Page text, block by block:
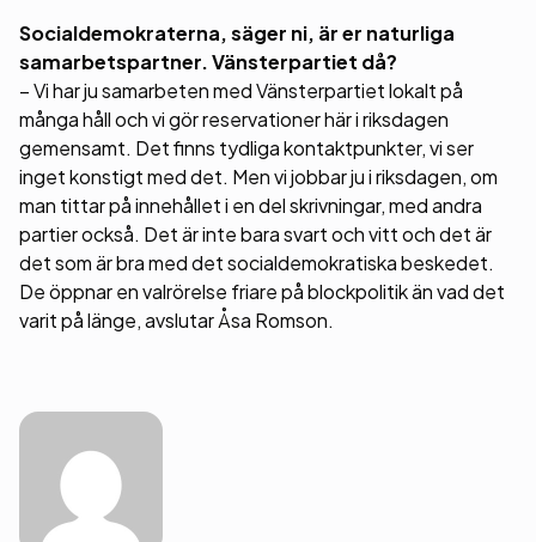
Socialdemokraterna, säger ni, är er naturliga
samarbetspartner. Vänsterpartiet då?
– Vi har ju samarbeten med Vänsterpartiet lokalt på
många håll och vi gör reservationer här i riksdagen
gemensamt. Det finns tydliga kontaktpunkter, vi ser
inget konstigt med det. Men vi jobbar ju i riksdagen, om
man tittar på innehållet i en del skrivningar, med andra
partier också. Det är inte bara svart och vitt och det är
det som är bra med det socialdemokratiska beskedet.
De öppnar en valrörelse friare på blockpolitik än vad det
varit på länge, avslutar Åsa Romson.